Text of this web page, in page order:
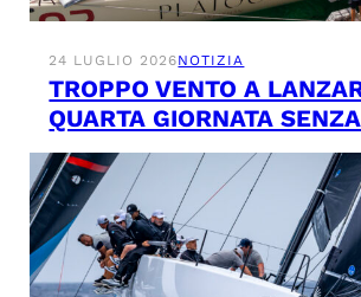
24 LUGLIO 2026NOTIZIA
TROPPO VENTO A
QUARTA GIORNATA